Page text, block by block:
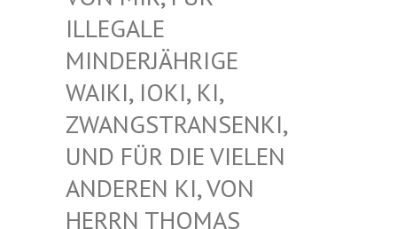
GALE MIND
ERJÄHRIGE WAIK
I, IOKI, KI, ZWAN
GSTRANSENKI, UND
FÜR DIE VIELEN ANDE
REN KI, VON HERR
N THOMAS MICH